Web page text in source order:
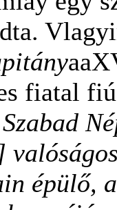
fiatal
épülő,